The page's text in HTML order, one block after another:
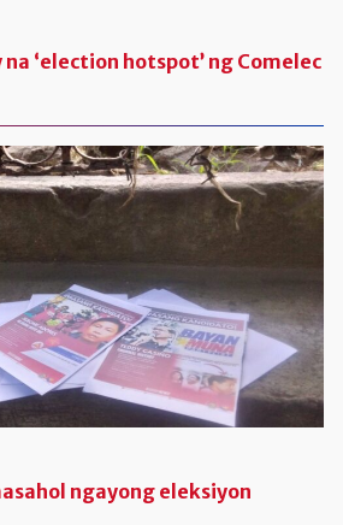
‘election hotspot’ ng Comelec
ngayong eleksiyon